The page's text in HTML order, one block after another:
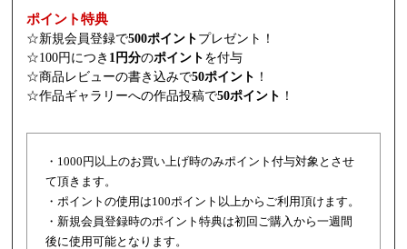
ポイント特典
☆新規会員登録で500ポイント プレゼント！
☆100円につき 1円分のポイント を付与
☆商品レビューの書き込みで50ポイント ！
☆作品ギャラリーへの作品投稿で50ポイント ！
・1000円以上のお買い上げ時のみポイント付与対象とさせ
て頂きます。
・ポイントの使用は100ポイント以上からご利用頂けます。
・新規会員登録時のポイント特典は初回ご購入から一週間
後に使用可能となります。